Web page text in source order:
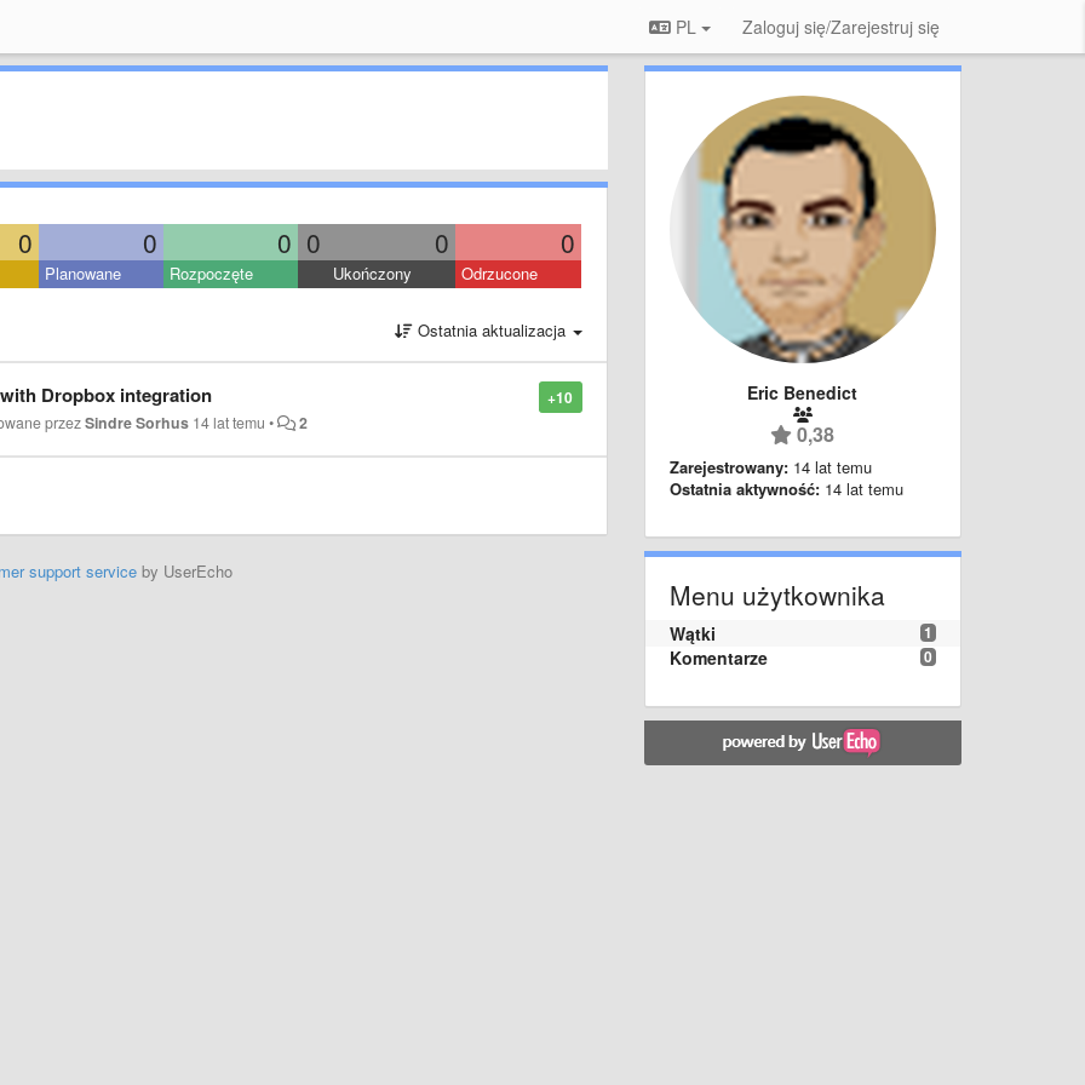
PL Zaloguj się/Zarejestruj się
0 0 0 0 0 0
Planowane Rozpoczęte Ukończony Odrzucone
Ostatnia aktualizacja
+10
Dropbox integration
przezSindre Sorhus 14 lat temu • 2
support serviceby UserEcho
Eric Benedict
0,38
Zarejestrowany: 14 lat temu
Ostatnia aktywność: 14 lat temu
Menu użytkownika
1
Wątki
0
Komentarze